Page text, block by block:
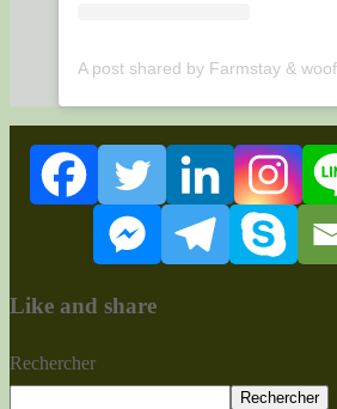
Like and share
Rechercher
Rechercher